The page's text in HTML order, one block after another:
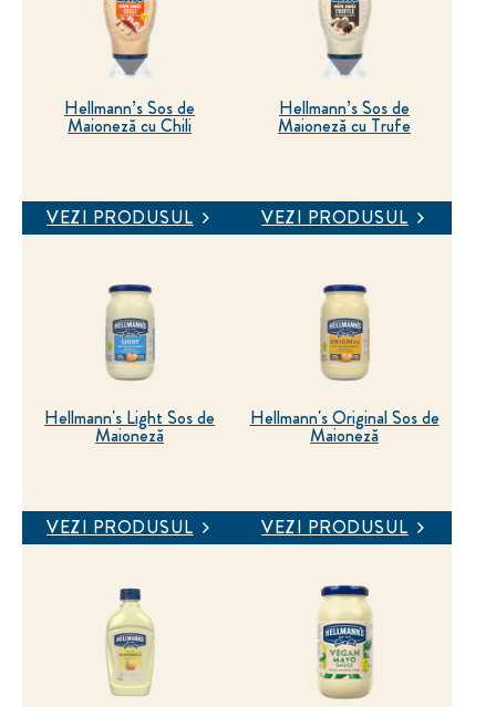
Hellmann’s Sos de
Maioneză cu Chili
VEZI PRODUSUL
Hellmann’s Sos de
Maioneză cu Trufe
VEZI PRODUSUL
Hellmann's Light Sos de
Maioneză
VEZI PRODUSUL
Hellmann's Original Sos de
Maioneză
VEZI PRODUSUL